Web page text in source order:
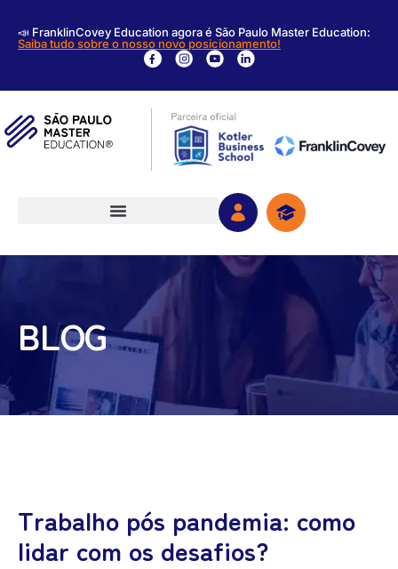
📣 FranklinCovey Education agora é São Paulo Master Education:
Saiba tudo sobre o nosso novo posicionamento!
BLOG
Trabalho pós pandemia: como
lidar com os desafios?